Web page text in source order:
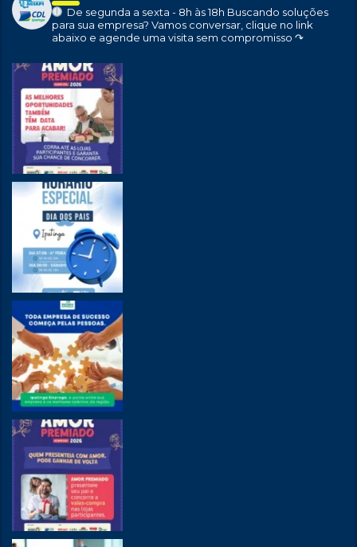
De segunda a sexta - 8h às 18h Buscando soluções
para sua empresa? Vamos conversar, clique no link
abaixo e agende uma visita sem compromisso ↷